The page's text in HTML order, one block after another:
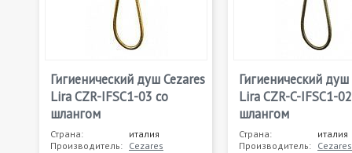
Гигиенический душ Cezares
Lira CZR-IFSC1-03 со
шлангом
Страна:
италия
Производитель: Cezares
Гигиенический душ
Lira CZR-C-IFSC1-
шлангом
Страна:
италия
Производитель: Cezares